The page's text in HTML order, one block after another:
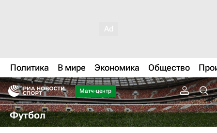
Политика В мире Экономика Общество
Матч-центр
Футбол